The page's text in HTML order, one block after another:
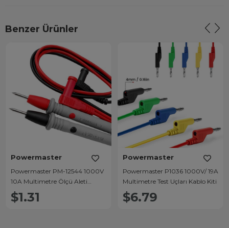
Benzer Ürünler
Powermaster
Powermaster PM-12544 1000V
10A Multimetre Ölçü Aleti
Probu 80cm İğne Uçlu
Korumalı
$1.31
Powermaster
Powermaster P1036 1000V/ 19A
Multimetre Test Uçları Kablo Kiti
$6.79